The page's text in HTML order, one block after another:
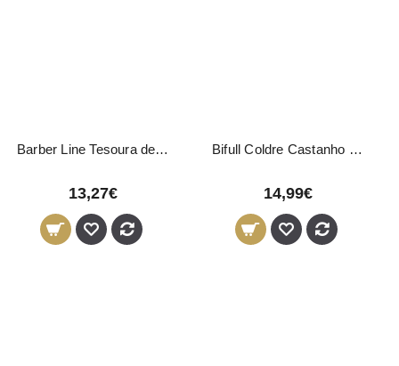
Barber Line Tesoura de Barba 4.5"
13,27€
Bifull Coldre Castanho Bonnie
14,99€